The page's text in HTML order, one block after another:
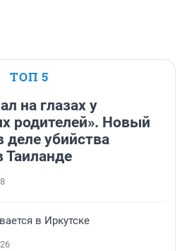
ТОП 5
на глазах у
родителей». Новый
деле убийства
Таиланде
8
в Иркутске
26